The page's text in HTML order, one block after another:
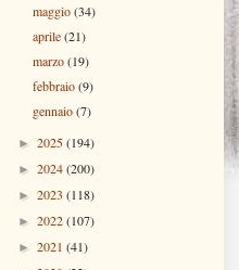
maggio(34)
aprile(21)
marzo(19)
febbraio(9)
gennaio(7)
► 2025(194)
► 2024(200)
► 2023 (118)
► 2022(107)
► 2021 (41)